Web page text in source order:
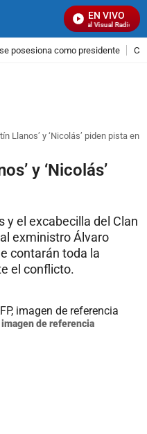
EN VIVO
Señal Visual Radio
posesiona como presidente
Llanos’ y ‘Nicolás’ piden pista en
y ‘Nicolás’
y el excabecilla del Clan
exministro Álvaro
contarán toda la
el conflicto.
de referencia